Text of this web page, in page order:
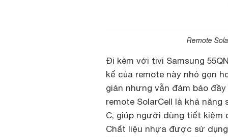
Remote
Đi kèm với tivi Samsung
kế của remote này nhỏ gọn
giản nhưng vẫn đảm bảo
remote SolarCell là khả
C, giúp người dùng tiết kiệm
Chất liệu nhựa được sử